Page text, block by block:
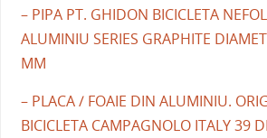
– PIPA PT. GHIDON BICICLETA
ALUMINIU SERIES GRAPHITE
MM
– PLACA / FOAIE DIN ALUMINIU.
BICICLETA CAMPAGNOLO ITALY 39